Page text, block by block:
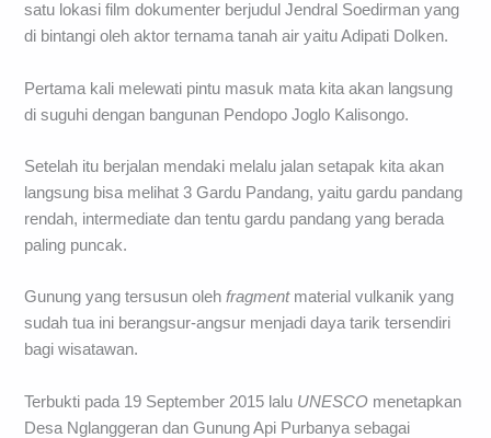
satu lokasi film dokumenter berjudul Jendral Soedirman yang
di bintangi oleh aktor ternama tanah air yaitu Adipati Dolken.
Pertama kali melewati pintu masuk mata kita akan langsung
di suguhi dengan bangunan Pendopo Joglo Kalisongo.
Setelah itu berjalan mendaki melalu jalan setapak kita akan
langsung bisa melihat 3 Gardu Pandang, yaitu gardu pandang
rendah, intermediate dan tentu gardu pandang yang berada
paling puncak.
Gunung yang tersusun olehfragment material vulkanik yang
sudah tua ini berangsur-angsur menjadi daya tarik tersendiri
bagi wisatawan.
Terbukti pada 19 September 2015 lalu UNESCO menetapkan
Desa Nglanggeran dan Gunung Api Purbanya sebagai